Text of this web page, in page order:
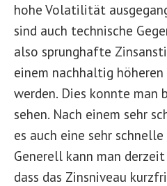
hohe Volatilität
sind auch technische
also sprunghafte
einem nachhaltig
werden. Dies konnte man
sehen. Nach einem sehr
es auch eine sehr
Generell kann man
dass das Zinsniveau